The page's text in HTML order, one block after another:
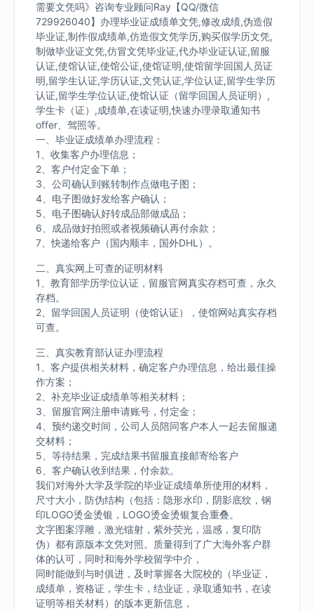
需要文凭吗》咨询专业顾问Ray【QQ/微信
729926040】办理毕业证成绩单文凭,修改成绩,伪造假
毕业证,制作假成绩单,仿造假文凭学历,购买假学历文凭,
制做毕业证文凭,仿冒文凭毕业证,代办毕业证认证,留服
认证,使馆认证,使馆公证,使馆证明,使馆留学回国人员证
明,留学生认证,学历认证,文凭认证,学位认证,留学生学历
认证,留学生学位认证,使馆认证（留学回国人员证明）,
学生卡（证）,成绩单,在读证明,快速办理录取通知书
offer、驾照等。
一、毕业证成绩单办理流程：
1、收集客户办理信息；
2、客户付定金下单；
3、公司确认到账转制作点做电子图；
4、电子图做好发给客户确认；
5、电子图确认好转成品部做成品；
6、成品做好拍照或者视频确认再付余款；
7、快递给客户（国内顺丰，国外DHL）。
二、真实网上可查的证明材料
1、教育部学历学位认证，留服官网真实存档可查，永久
存档。
2、留学回国人员证明（使馆认证），使馆网站真实存档
可查。
三、真实教育部认证办理流程
1、客户提供相关材料，确定客户办理信息，给出最佳操
作方案；
2、补充毕业证成绩单等相关材料；
3、留服官网注册申请账号，付定金；
4、预约递交时间，公司人员陪同客户本人一起去留服递
交材料；
5、等待结果，完成结果书留服直接邮寄给客户
6、客户确认收到结果，付余款。
我们对海外大学及学院的毕业证成绩单所使用的材料，
尺寸大小，防伪结构（包括：隐形水印，阴影底纹，钢
印LOGO烫金烫银，LOGO烫金烫银复合重叠。
文字图案浮雕，激光镭射，紫外荧光，温感，复印防
伪）都有原版本文凭对照。质量得到了广大海外客户群
体的认可，同时和海外学校留学中介，
同时能做到与时俱进，及时掌握各大院校的（毕业证，
成绩单，资格证，学生卡，结业证，录取通知书，在读
证明等相关材料）的版本更新信息，